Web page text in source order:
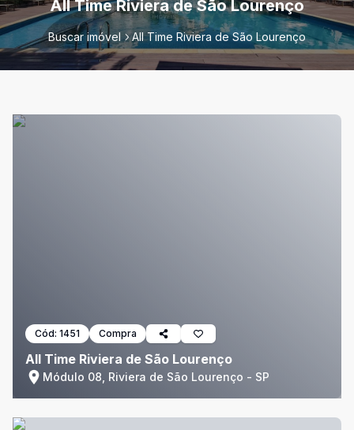
All Time Riviera de São Lourenço
Buscar imóvel All Time Riviera de São Lourenço
Cód: 1451 Compra
All Time Riviera de São Lourenço
Módulo 08, Riviera de São Lourenço - SP